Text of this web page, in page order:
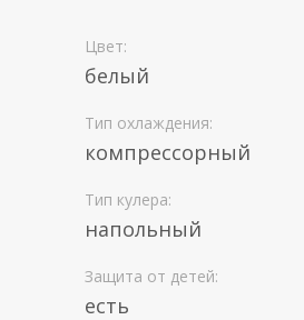
Цвет:
белый
Тип охлаждения:
компрессорный
Тип кулера:
напольный
Защита от детей:
есть